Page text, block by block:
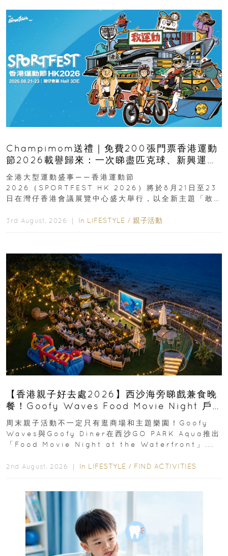
Champimom送禮｜免費200張門票香港運動
節2026載譽歸來：一次睇盡匹克球、新興運
動、街舞比賽＋逾百運動品牌展覽
全港大型運動盛事——香港運動節
2026（SPORTFEST HK 2026）將於8月21日至23
日在灣仔香港會議展覽中心盛大舉行，以全新主題「敢
3rd August, 2026 ｜ In LIFESTYLE / 親子活動
【香港親子好去處2026】西沙海旁睇戲兼食晚
餐！Goofy Waves Food Movie Night 戶
外影院逢週末登場
周末親子活動不一定只有逛商場和主題樂園！Goofy
Waves與Goofy Diner在西沙GO PARK Aqua推出
「Food Movie Night at the Waterfront」...
2nd August, 2026 ｜ In LIFESTYLE / FIND ACTIVITIES